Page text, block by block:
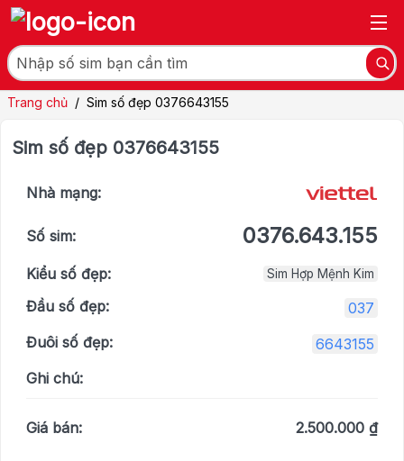
Trang chủ / Sim số đẹp 0376643155
Sim số đẹp 0376643155
Nhà mạng:
Số sim: 0376.643.155
Kiểu số đẹp: Sim Hợp Mệnh Kim
Đầu số đẹp:
037
Đuôi số đẹp:
6643155
Ghi chú:
Giá bán: 2.500.000 ₫